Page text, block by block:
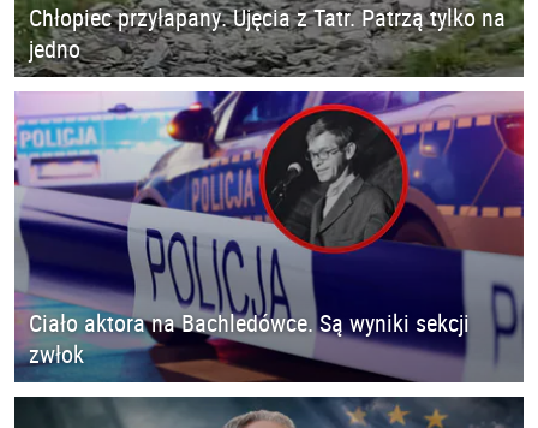
Chłopiec przyłapany. Ujęcia z Tatr. Patrzą tylko na
jedno
Ciało aktora na Bachledówce. Są wyniki sekcji
zwłok